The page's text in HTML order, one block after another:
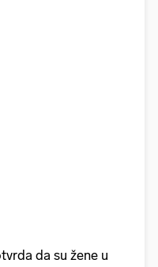
da su žene u